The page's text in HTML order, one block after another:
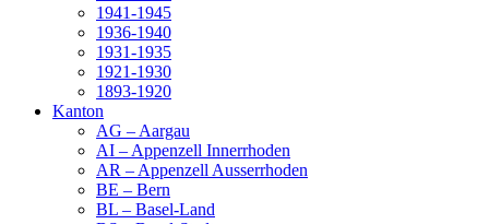
1941-1945
1936-1940
1931-1935
1921-1930
1893-1920
Kanton
AG – Aargau
AI – Appenzell Innerrhoden
AR – Appenzell Ausserrhoden
BE – Bern
BL – Basel-Land